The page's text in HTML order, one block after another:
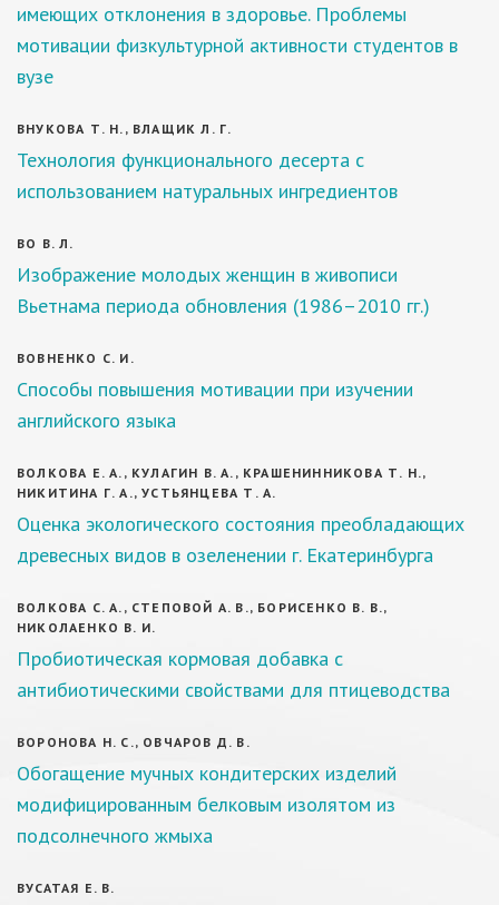
имеющих отклонения в здоровье. Проблемы
мотивации физкультурной активности студентов в
вузе
ВНУКОВА Т. Н., ВЛАЩИК Л. Г.
Технология функционального десерта с
использованием натуральных ингредиентов
ВО В. Л.
Изображение молодых женщин в живописи
Вьетнама периода обновления (1986–2010 гг.)
ВОВНЕНКО С. И.
Способы повышения мотивации при изучении
английского языка
ВОЛКОВА Е. А., КУЛАГИН В. А., КРАШЕНИННИКОВА Т. Н.,
НИКИТИНА Г. А., УСТЬЯНЦЕВА Т. А.
Оценка экологического состояния преобладающих
древесных видов в озеленении г. Екатеринбурга
ВОЛКОВА С. А., СТЕПОВОЙ А. В., БОРИСЕНКО В. В.,
НИКОЛАЕНКО В. И.
Пробиотическая кормовая добавка с
антибиотическими свойствами для птицеводства
ВОРОНОВА Н. С., ОВЧАРОВ Д. В.
Обогащение мучных кондитерских изделий
модифицированным белковым изолятом из
подсолнечного жмыха
ВУСАТАЯ Е. В.